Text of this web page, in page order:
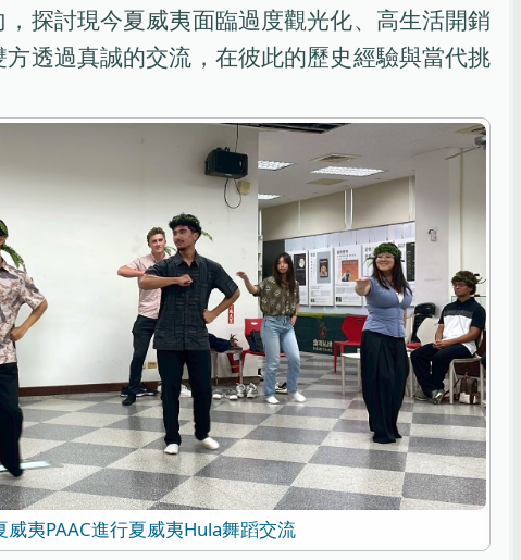
探討現今夏威夷面臨過度觀光化、高生活開銷
透過真誠的交流，在彼此的歷史經驗與當代挑
威夷PAAC進行夏威夷Hula舞蹈交流